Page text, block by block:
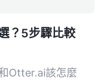
？5步驟比較
Otter.ai該怎麼